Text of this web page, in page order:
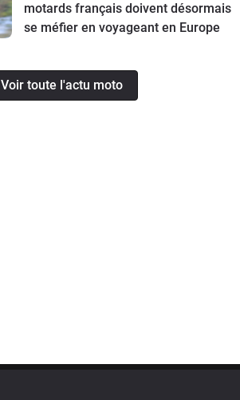
motards français doivent désormais
se méfier en voyageant en Europe
Voir toute l'actu moto